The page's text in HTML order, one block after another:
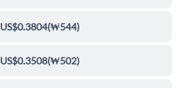
US$0.3804(₩544)
US$0.3508(₩502)